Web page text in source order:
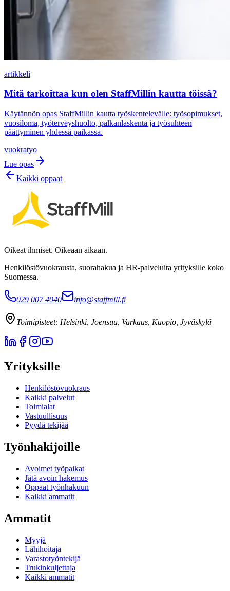
artikkeli
Mitä tarkoittaa kun olen StaffMillin kautta töissä?
Käytännön opas StaffMillin kautta työskentelevälle: työsopimukset,
vuosiloma, työterveyshuolto, palkanlaskenta ja työsuhteen
päättyminen yhdessä paikassa.
vuokratyo
Lue opas
Kaikki oppaat
Oikeat ihmiset. Oikeaan aikaan.
Henkilöstövuokrausta, suorahakua ja HR-palveluita yrityksille koko
Suomessa.
029 007 4040 info@staffmill.fi
Toimipisteet: Helsinki, Joensuu, Varkaus, Kuopio, Jyväskylä
Yrityksille
Henkilöstövuokraus
Kaikki palvelut
Toimialat
Vastuullisuus
Pyydä tekijää
Työnhakijoille
Avoimet työpaikat
Jätä avoin hakemus
Oppaat työnhakuun
Kaikki ammatit
Ammatit
Myyjä
Lähihoitaja
Varastotyöntekijä
Trukinkuljettaja
Kaikki ammatit